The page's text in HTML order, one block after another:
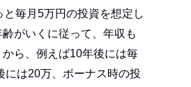
と毎月5万円の投資を想定し
がいくに従って、年収も
ら、例えば10年後には毎
には20万、ボーナス時の投